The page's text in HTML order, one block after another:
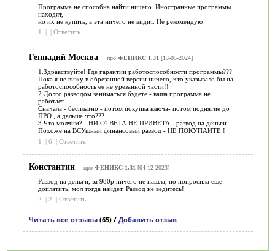
Программа не способна найти ничего. Иностранные программы
находят,
но их не купить, а эта ничего не видит. Не рекомендую
1
Ответить
Геннадий Москва про ФЕНИКС 1.31[13-05-2024]
1.Здравствуйте! Где гарантии работоспособности программы???
Пока я не вижу в обрезанной версии ничего, что указывало бы на
работоспособность ее не урезанной части!!
2.Долго разводом заниматься будете - ваша программа не
работает.
Сначала - бесплатно - потом покупка ключа- потом поднятие до
ПРО , а дальше что???
3.Что молчим? - НИ ОТВЕТА НЕ ПРИВЕТА - развод на деньги ...
Похоже на ВСУшный финансовый развод - НЕ ПОКУПАЙТЕ !
1
| 6 | Ответить
Константин про ФЕНИКС 1.31 [04-12-2023]
Развод на деньги, за 980р ничего не нашла, но попросила еще
доплатить, мол тогда найдет. Развод не ведитесь!
2
2 Ответить
Читать все отзывы(65) / Добавить отзыв